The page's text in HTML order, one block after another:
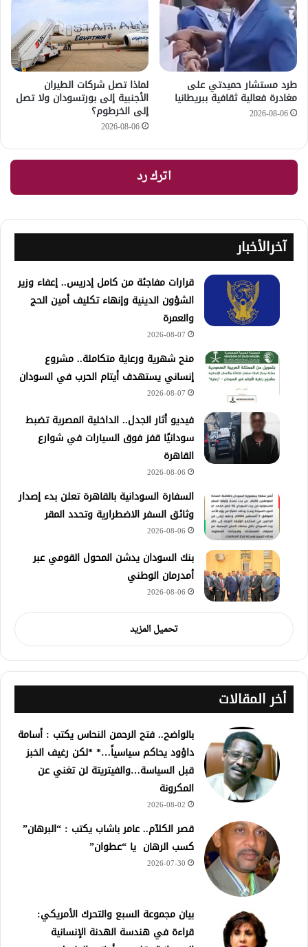
طرد مستشار حميدتي على
مغادرة فعالية ثقافية ببريطانيا
2026-08-06
لماذا تصل شركات الطيران
الأجنبية إلى بورتسودان ولا تصل
إلى الخرطوم؟
2026-08-06
اترك رد
آخرالأخبار
قرارات مفاجئة من كامل إدريس.. إعفاء وزير
الشؤون الدينية وإنهاء تكليف أمين الحج
والعمرة
2026-08-07
منح شهرية ورعاية متكاملة.. مشروع
إنساني يستهدف أيتام الحرب في السودان
2026-08-07
فيديو أثار الجدل.. الداخلية المصرية تضبط
سودانيًا قفز فوق السيارات في شوارع
القاهرة
2026-08-06
السفارة السودانية بالقاهرة تعلن بدء إصدار
وثائق السفر الاضطرارية وتحدد المقر
2026-08-06
بنك السودان يدشن المحول القومي عبر
أمدرمان الوطني
2026-08-06
تحميل المزيد
أخر المقالات
بالواضح.. فتح الرحمن النحاس يكتب : أسامة
داؤود يحاكم سياسياً…* *لكن رغيف الخبز
قبل السياسة…والفيتريتة لن تغني عن
المكرونة
2026-08-02
قصر الكلآم.. عامر باشاب يكتب : “البرهان”
كسب الرهان يا “عطوان”
2026-07-30
بيان مجموعة السبع والتحرك الأمريكي:
قراءة في هندسة الهدنة الإنسانية